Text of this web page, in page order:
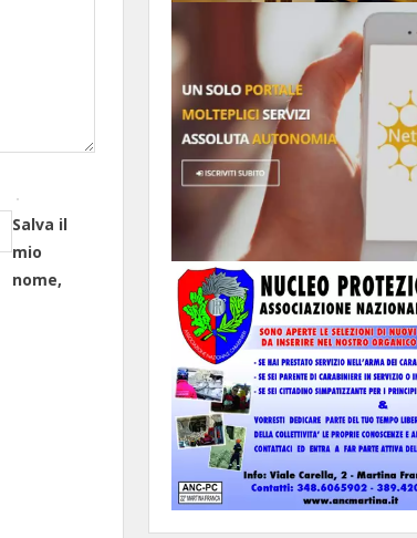
Salva il
mio
nome,